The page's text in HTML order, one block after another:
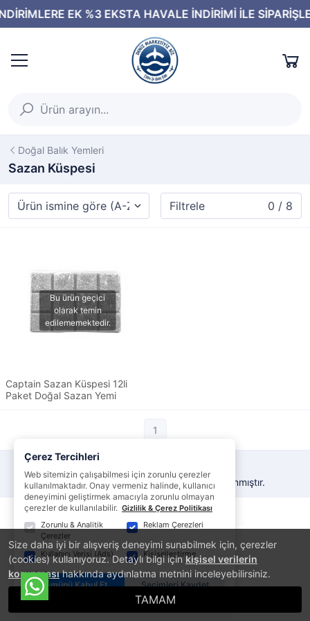
Size daha iyi bir alışveriş deneyimi sunabilmek için, çerezler
(cookies) kullanıyoruz. Detaylı bilgi içinkişisel verilerin
korunmasıhakkında aydınlatma metnini inceleyebilirsiniz.
TAMAM
Doğal Balık Yemleri
Sazan Küspesi
Filtrele 0 / 8
Captain Sazan Küspesi 12li
Paket Doğal Sazan Yemi
1
PlatinMarket®E-Ticaret Sistemiİle Hazırlanmıştır.
Çerez Tercihleri
Web sitemizin çalışabilmesi için zorunlu çerezler
kullanılmaktadır. Onay vermeniz halinde, kullanıcı
deneyimini geliştirmek amacıyla zorunlu olmayan
çerezler de kullanılabilir. Gizlilik & Çerez Politikası
Zorunlu & Analitik
Çerezler
Reklam Çerezleri
Kullanıcı Verisi (Ads) Kişiselleştirme
Tümünü Kabul Et Seçimleri Kaydet